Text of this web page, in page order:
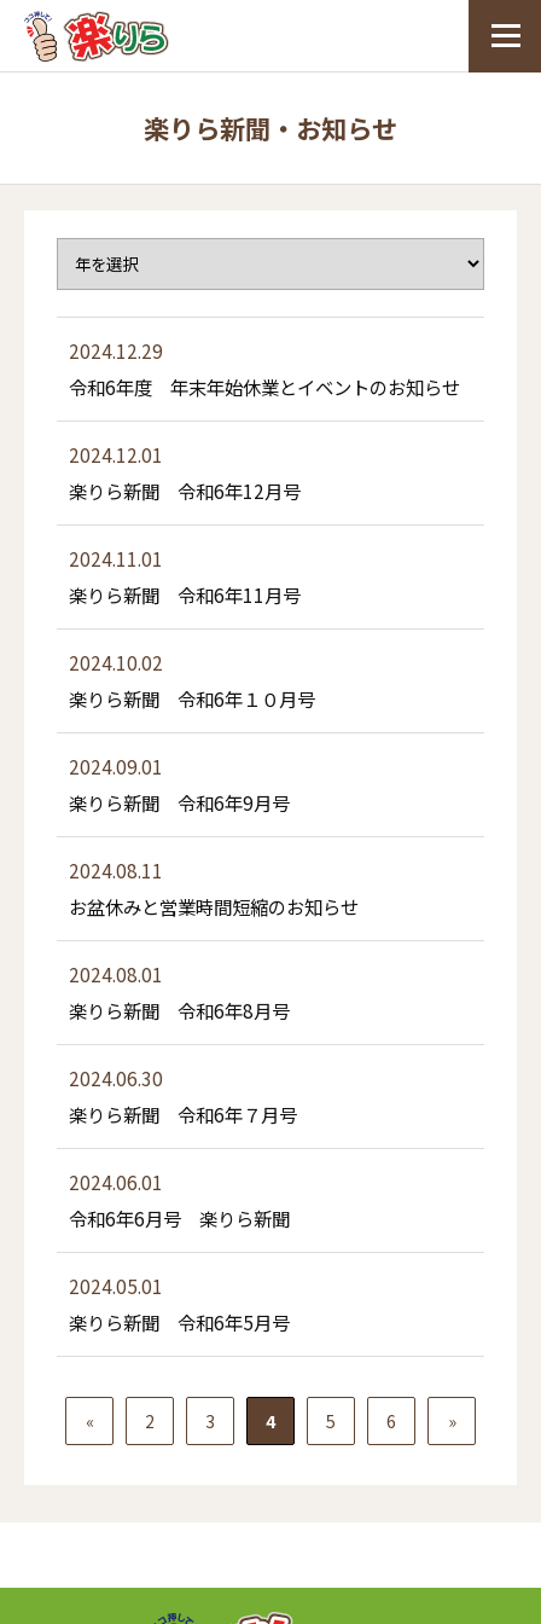
楽りら新聞・お知らせ
2024.12.29
令和6年度 年末年始休業とイベントのお知らせ
2024.12.01
楽りら新聞 令和6年12月号
2024.11.01
楽りら新聞 令和6年11月号
2024.10.02
楽りら新聞 令和6年１０月号
2024.09.01
楽りら新聞 令和6年9月号
2024.08.11
お盆休みと営業時間短縮のお知らせ
2024.08.01
楽りら新聞 令和6年8月号
2024.06.30
楽りら新聞 令和6年７月号
2024.06.01
令和6年6月号 楽りら新聞
2024.05.01
楽りら新聞 令和6年5月号
« 2 3 4 5 6 »